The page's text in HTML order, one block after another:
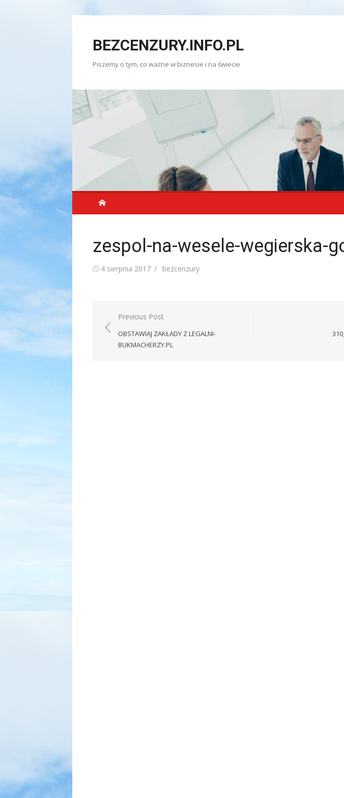
BEZCENZURY.INFO.PL
Piszemy o tym, co ważne w biznesie i na świecie
zespol-na-wesele-wegierska-
Posted
4 sierpnia 2017 Author
bezcenzury
Nawigacja
wpisu
Previous Post
OBSTAWIAJ ZAKŁADY Z LEGALNI-
BUKMACHERZY.PL